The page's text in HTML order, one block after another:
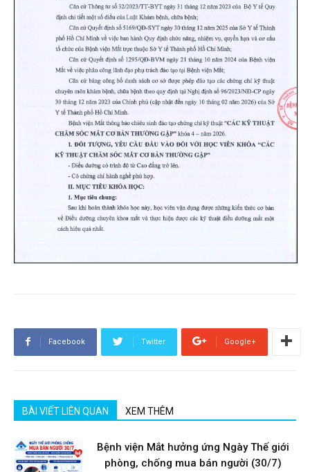
Facebook Twitter Google+
BÀI VIẾT LIÊN QUAN XEM THÊM
Bệnh viện Mắt hưởng ứng Ngày Thế giới
phòng, chống mua bán người (30/7)